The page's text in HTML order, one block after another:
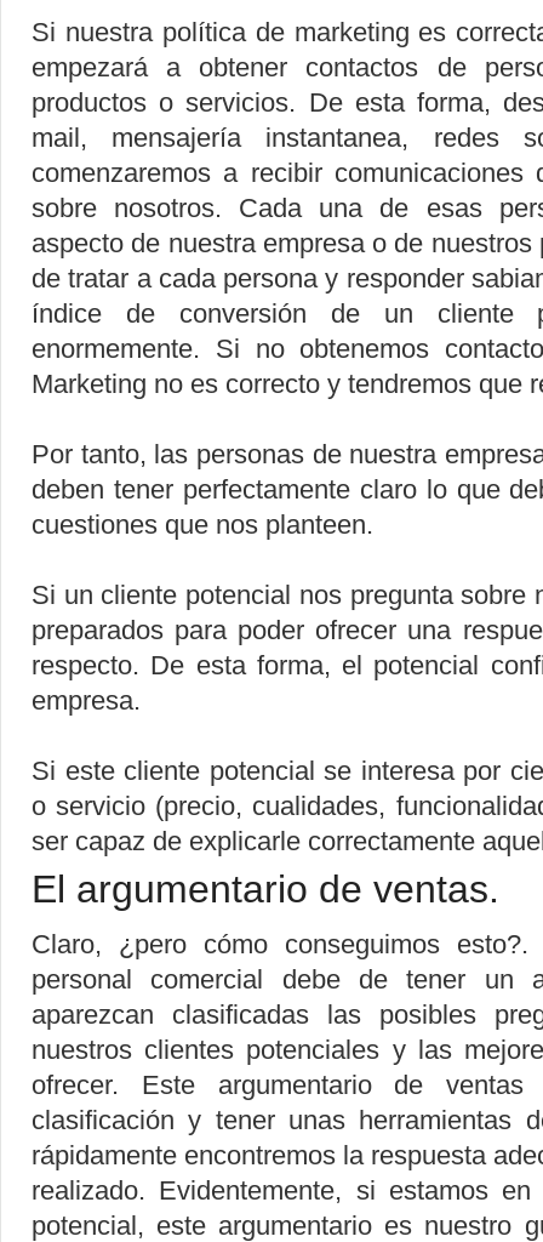
Si nuestra política de marketing es
empezará a obtener contactos de
productos o servicios. De esta forma,
mail, mensajería instantanea, redes
comenzaremos a recibir
sobre nosotros. Cada una de esas
aspecto de nuestra empresa o de
de tratar a cada persona y responder
índice de conversión de un cliente
enormemente. Si no obtenemos
Marketing no es correcto y tendremos que
Por tanto, las personas de nuestra
deben tener perfectamente claro lo que
cuestiones que nos planteen.
Si un cliente potencial nos pregunta sobre
preparados para poder ofrecer una
respecto. De esta forma, el potencial
empresa.
Si este cliente potencial se interesa por
o servicio (precio, cualidades,
ser capaz de explicarle correctamente
El argumentario de ventas.
Claro, ¿pero cómo conseguimos
personal comercial debe de tener un
aparezcan clasificadas las posibles
nuestros clientes potenciales y las
ofrecer. Este argumentario de
clasificación y tener unas herramientas
rápidamente encontremos la respuesta
realizado. Evidentemente, si estamos
potencial, este argumentario es nuestro